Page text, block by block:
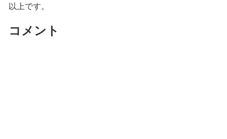
以上です。
コメント